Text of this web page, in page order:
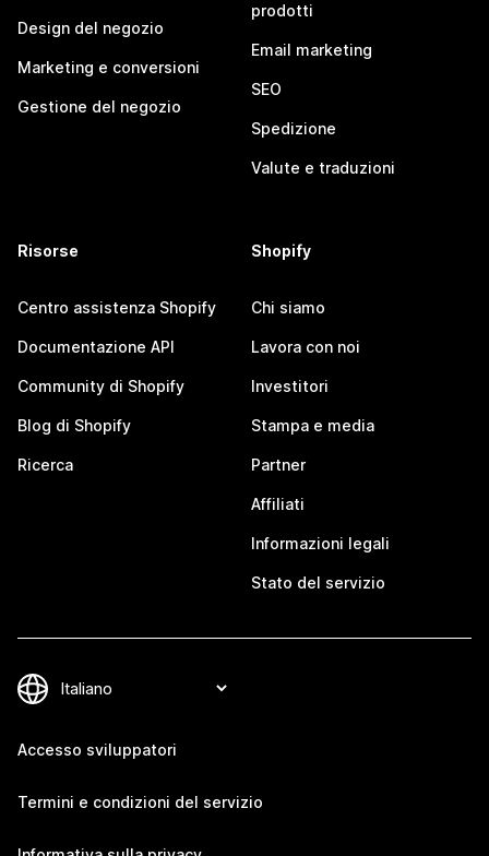
Design del negozio
Marketing e conversioni
Gestione del negozio
prodotti
Email marketing
SEO
Spedizione
Valute e traduzioni
Risorse
Centro assistenza Shopify
Documentazione API
Community di Shopify
Blog di Shopify
Ricerca
Shopify
Chi siamo
Lavora con noi
Investitori
Stampa e media
Partner
Affiliati
Informazioni legali
Stato del servizio
Accesso sviluppatori
Termini e condizioni del servizio